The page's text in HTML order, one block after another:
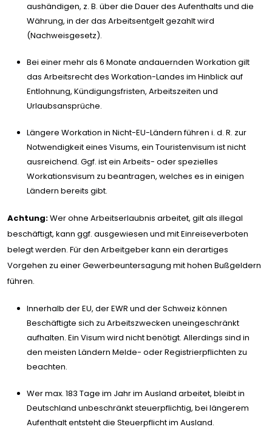
aushändigen, z. B. über die Dauer des Aufenthalts und die
Währung, in der das Arbeitsentgelt gezahlt wird
(Nachweisgesetz).
Bei einer mehr als 6 Monate andauernden Workation gilt
das Arbeitsrecht des Workation-Landes im Hinblick auf
Entlohnung, Kündigungsfristen, Arbeitszeiten und
Urlaubsansprüche.
Längere Workation in Nicht-EU-Ländern führen i. d. R. zur
Notwendigkeit eines Visums, ein Touristenvisum ist nicht
ausreichend. Ggf. ist ein Arbeits- oder spezielles
Workationsvisum zu beantragen, welches es in einigen
Ländern bereits gibt.
Achtung:Wer ohne Arbeitserlaubnis arbeitet, gilt als illegal
beschäftigt, kann ggf. ausgewiesen und mit Einreiseverboten
belegt werden. Für den Arbeitgeber kann ein derartiges
Vorgehen zu einer Gewerbeuntersagung mit hohen Bußgeldern
führen.
Innerhalb der EU, der EWR und der Schweiz können
Beschäftigte sich zu Arbeitszwecken uneingeschränkt
aufhalten. Ein Visum wird nicht benötigt. Allerdings sind in
den meisten Ländern Melde- oder Registrierpflichten zu
beachten.
Wer max. 183 Tage im Jahr im Ausland arbeitet, bleibt in
Deutschland unbeschränkt steuerpflichtig, bei längerem
Aufenthalt entsteht die Steuerpflicht im Ausland.